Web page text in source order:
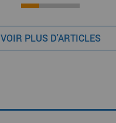
VOIR PLUS D'ARTICLES